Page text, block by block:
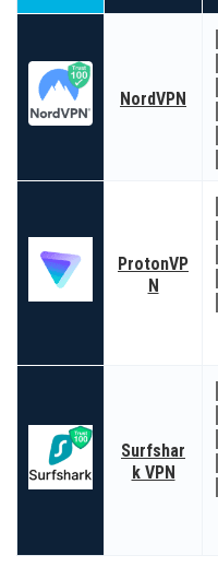
NordVPN
ProtonVP
N
Surfshar
k VPN